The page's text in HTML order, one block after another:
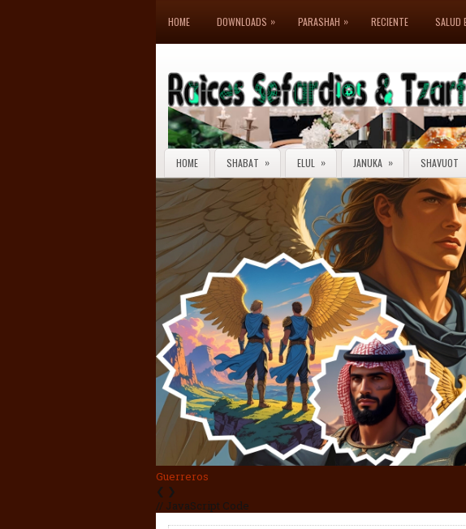
HOME DOWNLOADS » PARASHAH » RECIENTE SALUD
HOME SHABAT » ELUL » JANUKA » SHAVUOT
Tisha BeAv
❮ ❯
// JavaScript Code